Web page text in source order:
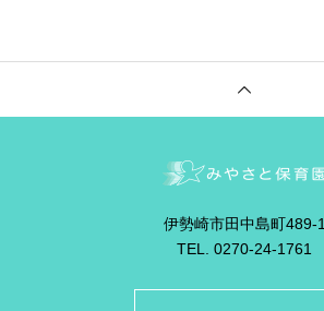
伊勢崎市田中島町489-1
TEL. 0270-24-1761